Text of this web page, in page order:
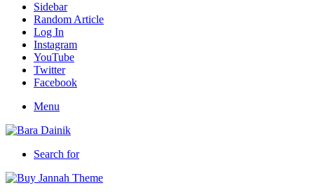
Sidebar
Random Article
Log In
Instagram
YouTube
Twitter
Facebook
Menu
Search for